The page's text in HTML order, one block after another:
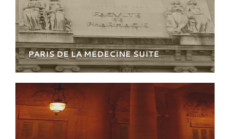
PARIS DE LA MEDECINE SUITE
Pour en savoir un peu plus sur l'incroyable
histoire de la Médecine